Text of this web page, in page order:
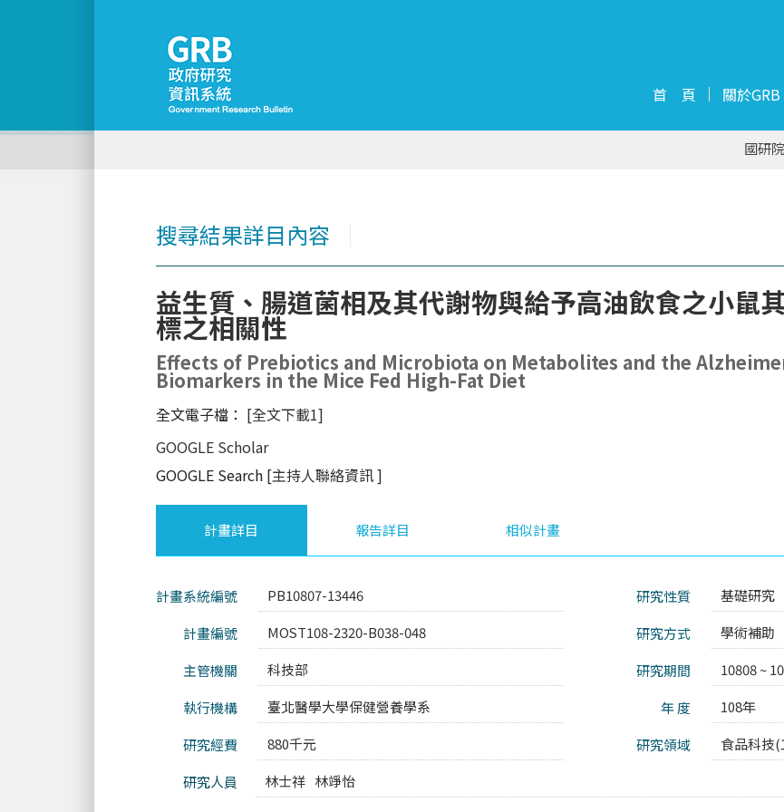
首 頁 關於GRB
國研
搜尋結果詳目內容
益生質、腸道菌相及其代謝物與給予高油飲食之小鼠
標之相關性
Effects of Prebiotics and Microbiota on Metabolites and the
Biomarkers in the Mice Fed High-Fat Diet
全文電子檔： [全文下載1]
GOOGLE Scholar
GOOGLE Search [主持人聯絡資訊]
計畫詳目 報告詳目 相似計畫
計畫系統編號 PB10807-13446 研究性質
基礎研究
計畫編號
MOST108-2320-B038-048 研究方式
學術補助
主管機關
科技部 研究期間
10808 ~
執行機構
臺北醫學大學保健營養學系 年 度
108年
研究經費
880千元 研究領域
食品科技(
研究人員
林士祥 林竫怡